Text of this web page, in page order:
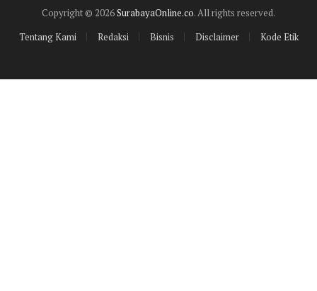
Copyright © 2026SurabayaOnline.co. All rights reserved.
Tentang Kami
Redaksi Bisnis Disclaimer Kode Etik